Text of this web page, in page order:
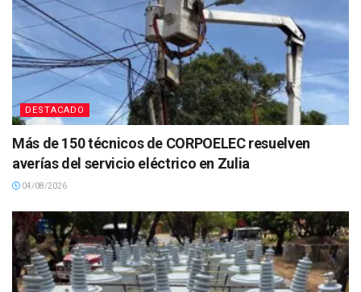
DESTACADO
Más de 150 técnicos de CORPOELEC resuelven
averías del servicio eléctrico en Zulia
04/08/2026